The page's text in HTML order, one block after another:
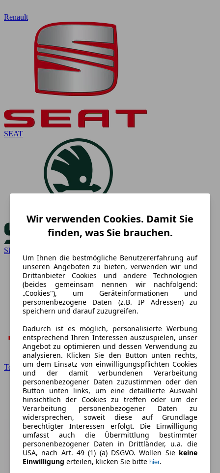
Renault
SEAT
Skoda
Toyota
Wir verwenden Cookies. Damit Sie
finden, was Sie brauchen.
Um Ihnen die bestmögliche Benutzererfahrung auf
unseren Angeboten zu bieten, verwenden wir und
Drittanbieter Cookies und andere Technologien
(beides gemeinsam nennen wir nachfolgend:
„Cookies"), um Geräteinformationen und
personenbezogene Daten (z.B. IP Adressen) zu
speichern und darauf zuzugreifen.
Dadurch ist es möglich, personalisierte Werbung
entsprechend Ihren Interessen auszuspielen, unser
Angebot zu optimieren und dessen Verwendung zu
analysieren. Klicken Sie den Button unten rechts,
um dem Einsatz von einwilligungspflichten Cookies
und der damit verbundenen Verarbeitung
personenbezogener Daten zuzustimmen oder den
Button unten links, um eine detaillierte Auswahl
hinsichtlich der Cookies zu treffen oder um der
Verarbeitung personenbezogener Daten zu
widersprechen, soweit diese auf Grundlage
berechtigter Interessen erfolgt. Die Einwilligung
umfasst auch die Übermittlung bestimmter
personenbezogener Daten in Drittländer, u.a. die
USA, nach Art. 49 (1) (a) DSGVO. Wollen Sie keine
Einwilligung erteilen, klicken Sie bitte hier.